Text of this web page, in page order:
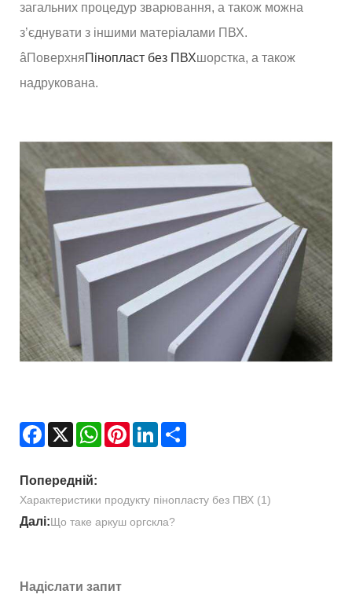
загальних процедур зварювання, а також можна
з’єднувати з іншими матеріалами ПВХ.
âПоверхняПінопласт без ПВХшорстка, а також
надрукована.
Facebook
X WhatsApp
PinterestLinkedIn
Попередній:
Характеристики продукту пінопласту без ПВХ (1)
Далі:Що таке аркуш оргскла?
Надіслати запит